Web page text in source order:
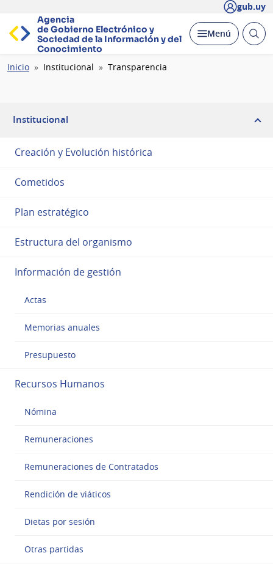
gub.uy
Agencia
de Gobierno Electrónico y
Sociedad de la Información y del
Conocimiento
Desplegar
Menú Abrir
Ruta
Inicio Institucional Transparencia
Institucional
Creación y Evolución histórica
Cometidos
Plan estratégico
Estructura del organismo
Información de gestión
Actas
Memorias anuales
Presupuesto
Recursos Humanos
Nómina
Remuneraciones
Remuneraciones de Contratados
Rendición de viáticos
Dietas por sesión
Otras partidas